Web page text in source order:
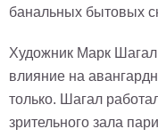
банальных бытовых
Художник Марк Шагал
влияние на
только. Шагал
зрительного зала